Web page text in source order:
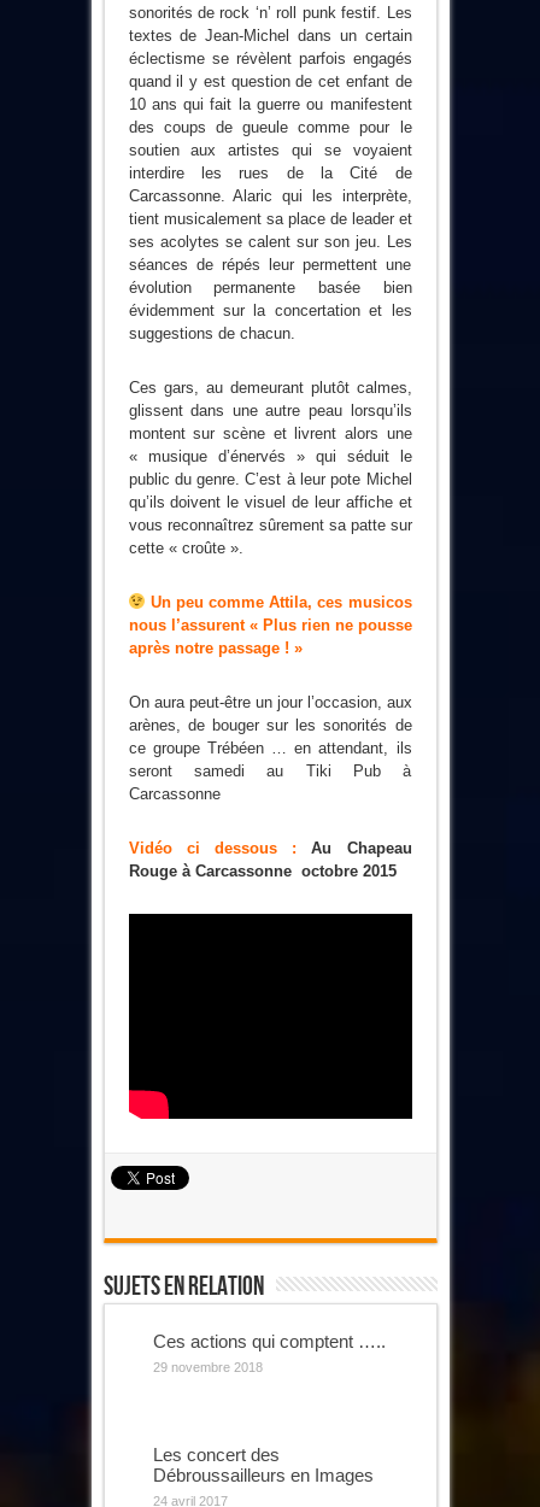
sonorités de rock ‘n’ roll punk festif. Les
textes de Jean-Michel dans un certain
éclectisme se révèlent parfois engagés
quand il y est question de cet enfant de
10 ans qui fait la guerre ou manifestent
des coups de gueule comme pour le
soutien aux artistes qui se voyaient
interdire les rues de la Cité de
Carcassonne. Alaric qui les interprète,
tient musicalement sa place de leader et
ses acolytes se calent sur son jeu. Les
séances de répés leur permettent une
évolution permanente basée bien
évidemment sur la concertation et les
suggestions de chacun.
Ces gars, au demeurant plutôt calmes,
glissent dans une autre peau lorsqu’ils
montent sur scène et livrent alors une
« musique d’énervés » qui séduit le
public du genre. C’est à leur pote Michel
qu’ils doivent le visuel de leur affiche et
vous reconnaîtrez sûrement sa patte sur
cette « croûte ».
Un peu comme Attila, ces musicos
nous l’assurent « Plus rien ne pousse
après notre passage ! »
On aura peut-être un jour l’occasion, aux
arènes, de bouger sur les sonorités de
ce groupe Trébéen … en attendant, ils
seront samedi au Tiki Pub à
Carcassonne
Vidéo ci dessous :
Au Chapeau
Rouge à Carcassonne octobre 2015
Sujets En Relation
Ces actions qui comptent …..
29 novembre 2018
Les concert des
Débroussailleurs en Images
24 avril 2017